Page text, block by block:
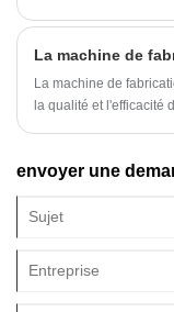
La machine de
la qualité et l'efficacité
envoyer une